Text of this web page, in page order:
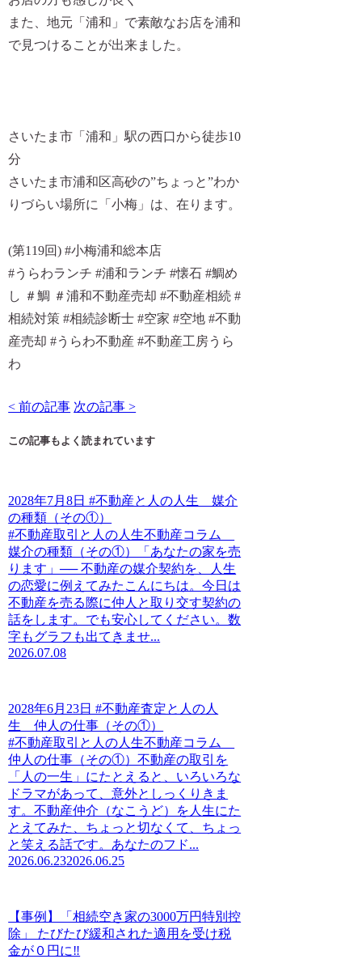
また、地元「浦和」で素敵なお店を浦和
で見つけることが出来ました。
さいたま市「浦和」駅の西口から徒歩10
分
さいたま市浦和区高砂の”ちょっと”わか
りづらい場所に「小梅」は、在ります。
(第119回) #小梅浦和総本店
#うらわランチ #浦和ランチ #懐石 #鯛め
し ＃鯛 ＃浦和不動産売却 #不動産相続 #
相続対策 #相続診断士 #空家 #空地 #不動
産売却 #うらわ不動産 #不動産工房うら
わ
< 前の記事 次の記事 >
この記事もよく読まれています
2028年7月8日 #不動産と人の人生 媒介
の種類（その①）
#不動産取引と人の人生不動産コラム
媒介の種類（その①）「あなたの家を売
ります」── 不動産の媒介契約を、人生
の恋愛に例えてみたこんにちは。今日は
不動産を売る際に仲人と取り交す契約の
話をします。でも安心してください。数
字もグラフも出てきませ...
2026.07.08
2028年6月23日 #不動産査定と人の人
生 仲人の仕事（その①）
#不動産取引と人の人生不動産コラム
仲人の仕事（その①）不動産の取引を
「人の一生」にたとえると、いろいろな
ドラマがあって、意外としっくりきま
す。不動産仲介（なこうど）を人生にた
とえてみた、ちょっと切なくて、ちょっ
と笑える話です。あなたのフド...
2026.06.232026.06.25
【事例】「相続空き家の3000万円特別控
除」 たびたび緩和された適用を受け税
金が０円に‼